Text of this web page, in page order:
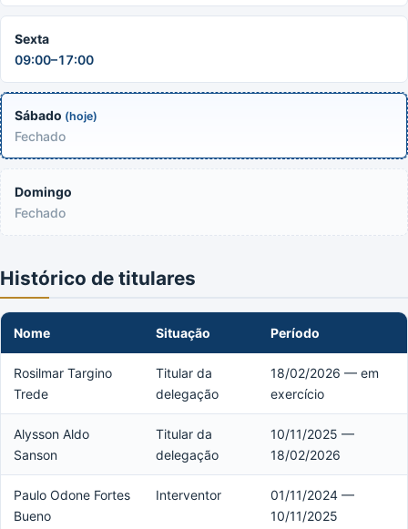
Sexta
09:00–17:00
Sábado (hoje)
Fechado
Domingo
Fechado
Histórico de titulares
Nome Situação Período
Rosilmar Targino
Trede
Titular da
delegação
18/02/2026 — em
exercício
Alysson Aldo
Sanson
Titular da
delegação
10/11/2025 —
18/02/2026
Paulo Odone Fortes
Bueno
Interventor
01/11/2024 —
10/11/2025